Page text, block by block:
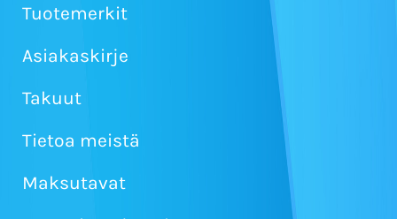
Tuotemerkit
Asiakaskirje
Takuut
Tietoa meistä
Maksutavat